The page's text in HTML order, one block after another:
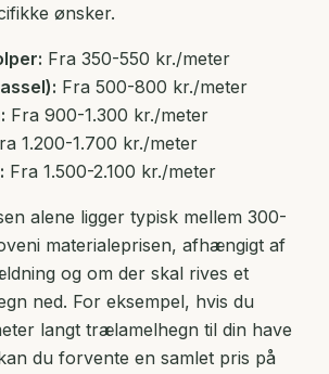
ønsker.
Fra 350-550 kr./meter
Fra 500-800 kr./meter
Fra 900-1.300 kr./meter
1.200-1.700 kr./meter
: Fra 1.500-2.100 kr./meter
alene ligger typisk mellem 300-
materialeprisen, afhængigt af
og om der skal rives et
ned. For eksempel, hvis du
langt trælamelhegn til din have
du forvente en samlet pris på